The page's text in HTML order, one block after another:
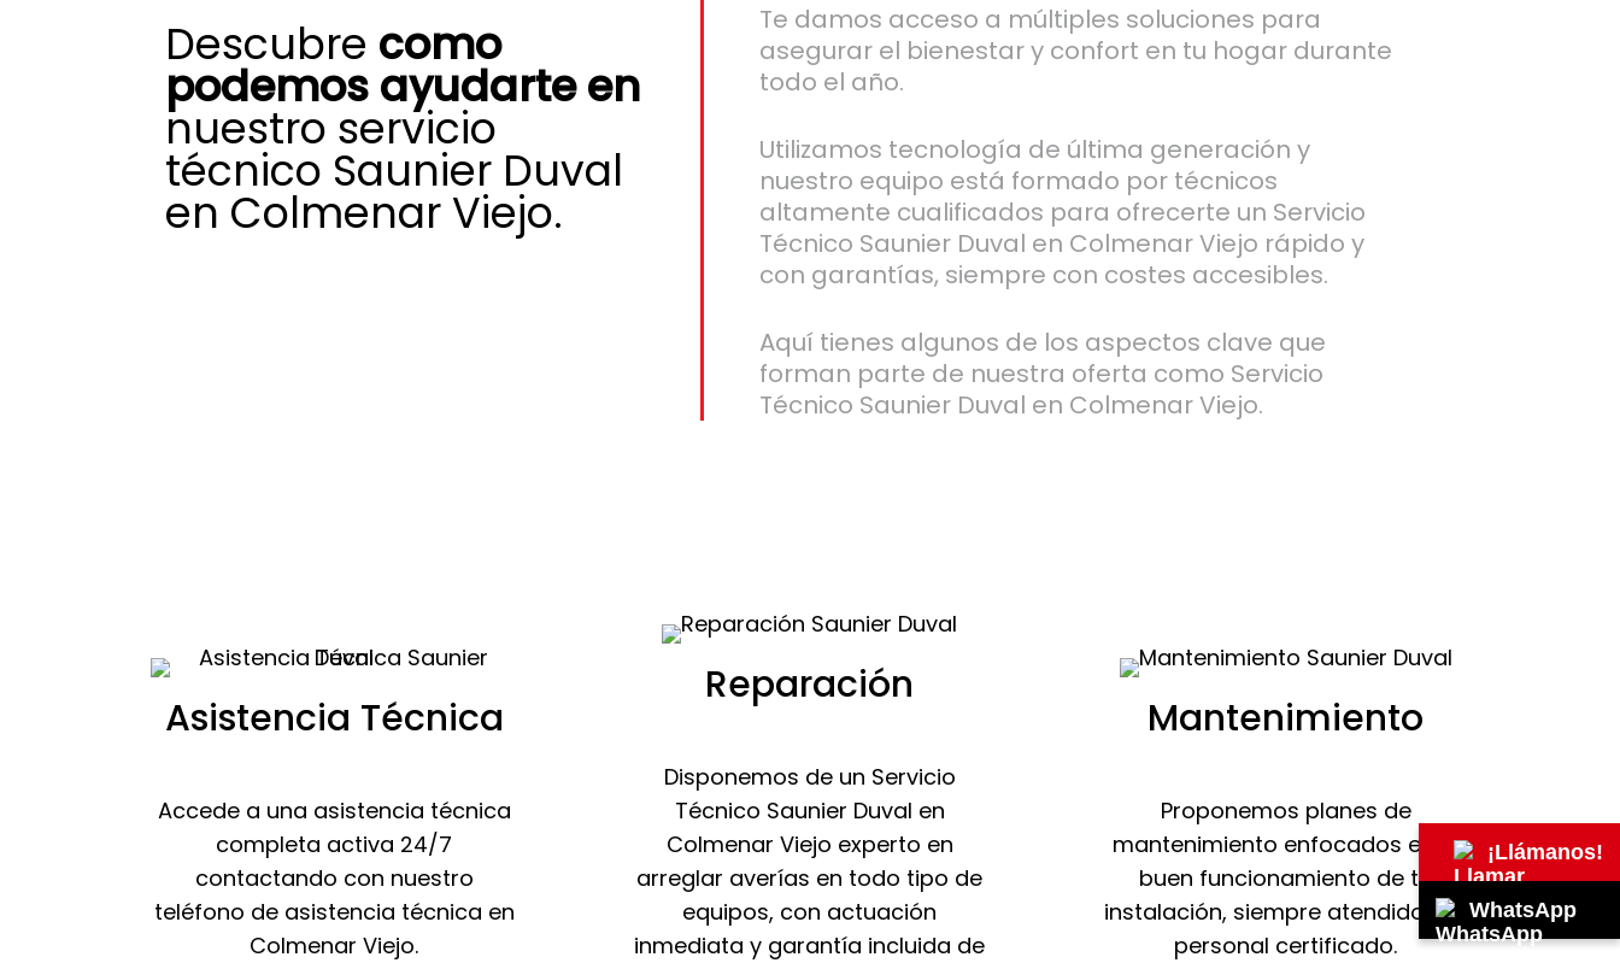
Descubre como
podemos ayudarte en
nuestro servicio
técnico Saunier Duval
en Colmenar Viejo.
Te damos acceso a múltiples soluciones para
asegurar el bienestar y confort en tu hogar durante
todo el año.
Utilizamos tecnología de última generación y
nuestro equipo está formado por técnicos
altamente cualificados para ofrecerte un Servicio
Técnico Saunier Duval en Colmenar Viejo rápido y
con garantías, siempre con costes accesibles.
Aquí tienes algunos de los aspectos clave que
forman parte de nuestra oferta como Servicio
Técnico Saunier Duval en Colmenar Viejo.
Asistencia Técnica
Accede a una asistencia técnica
completa activa 24/7
contactando con nuestro
teléfono de asistencia técnica en
Colmenar Viejo.
Reparación
Disponemos de un Servicio
Técnico Saunier Duval en
Colmenar Viejo experto en
arreglar averías en todo tipo de
equipos, con actuación
inmediata y garantía incluida de
Mantenimiento
Proponemos planes de
mantenimiento enfocados en el
buen funcionamiento de tu
instalación, siempre atendido por
personal certificado.
¡Llámanos!
WhatsApp